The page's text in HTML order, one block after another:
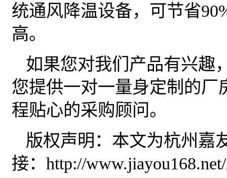
统通风降温设备，可节省
高。
如果您对我们产品有兴趣
您提供一对一量身定制的
程贴心的采购顾问。
版权声明：本文为杭州嘉
接： http://